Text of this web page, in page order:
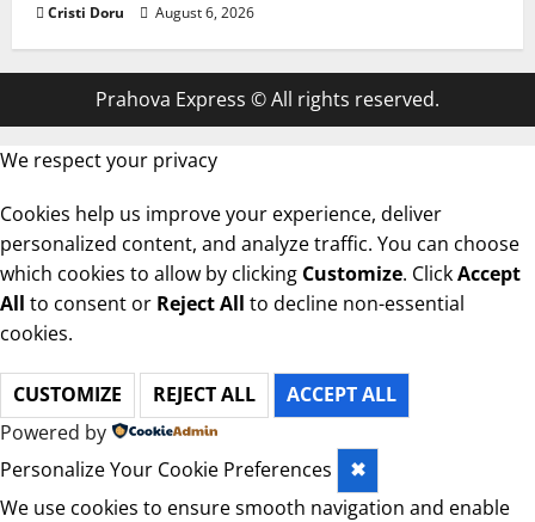
Cristi Doru August 6, 2026
Prahova Express © All rights reserved.
We respect your privacy
Cookies help us improve your experience, deliver
personalized content, and analyze traffic. You can choose
which cookies to allow by clicking Customize. ClickAccept
All to consent or Reject All to decline non-essential
cookies.
CUSTOMIZE REJECT ALL
ACCEPT ALL
Powered by
Personalize Your Cookie Preferences
✖
We use cookies to ensure smooth navigation and enable